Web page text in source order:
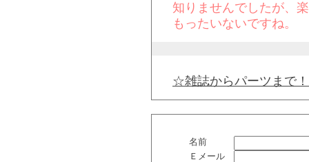
知りませんでしたが、
もったいないですね。
☆雑誌からパーツまで
名前
Ｅメール